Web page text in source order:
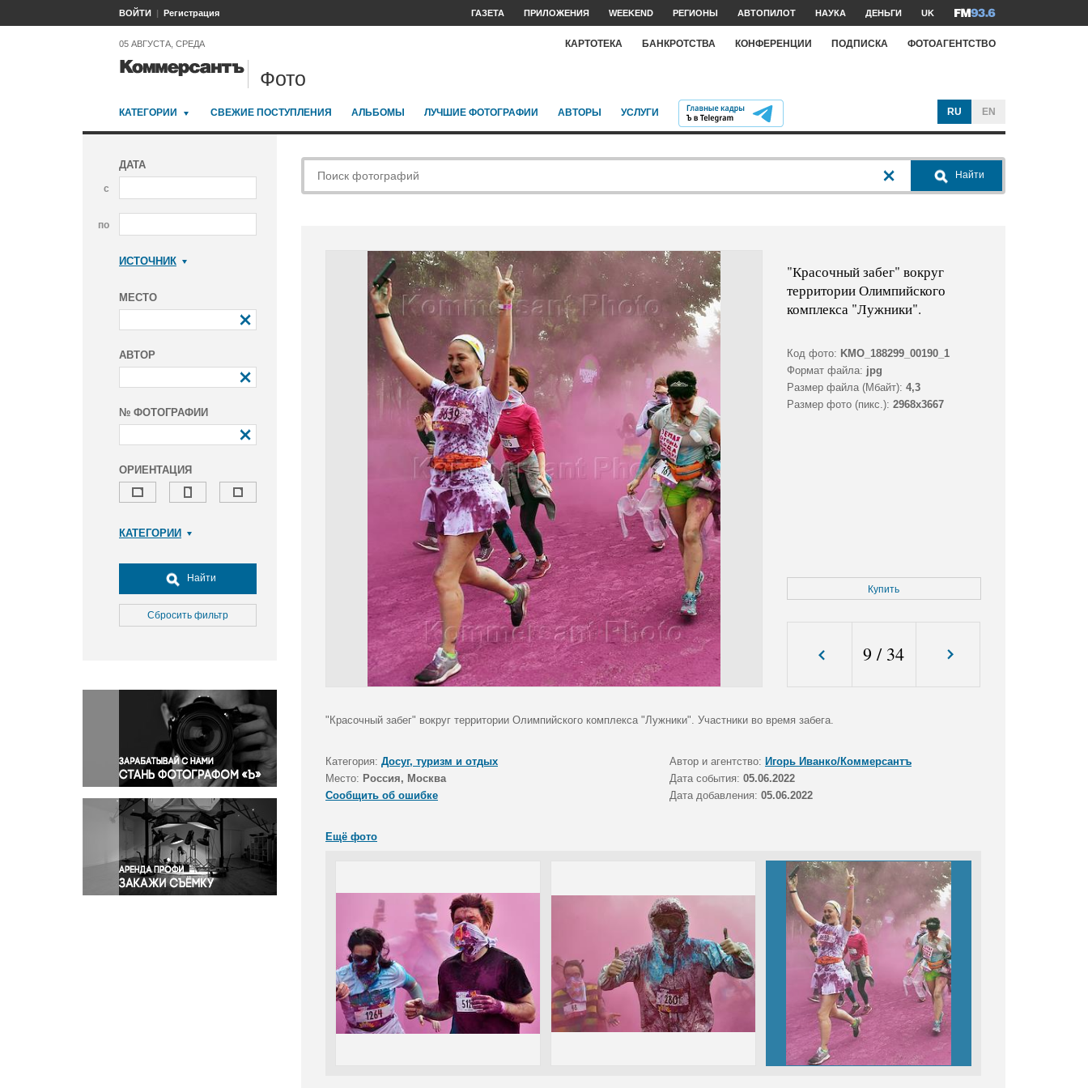
ВОЙТИ Регистрация ГАЗЕТА ПРИЛОЖЕНИЯ WEEKEND РЕГИОНЫ АВТОПИЛОТ НАУКА ДЕНЬГИ UK
05 АВГУСТА, СРЕДА КАРТОТЕКА БАНКРОТСТВА КОНФЕРЕНЦИИ ПОДПИСКА ФОТОАГЕНТСТВО
Фото
КАТЕГОРИИ СВЕЖИЕ ПОСТУПЛЕНИЯ АЛЬБОМЫ ЛУЧШИЕ ФОТОГРАФИИ АВТОРЫ УСЛУГИ RU EN
ДАТА
с
по
ИСТОЧНИК
МЕСТО
АВТОР
№ ФОТОГРАФИИ
ОРИЕНТАЦИЯ
КАТЕГОРИИ
Досуг, туризм и отдых
Культура
Медицина
Окружающая среда
Политика
Правосудие
Происшествия и конфликты
Религия
Светская жизнь
Спорт
Экология
Экономика и бизнес
Найти
Сбросить фильтр
Найти
"Красочный забег" вокруг
территории Олимпийского
комплекса "Лужники".
Код фото: KMO_188299_00190_1
Формат файла: jpg
Размер файла (Мбайт): 4,3
Размер фото (пикс.): 2968x3667
Купить
9 / 34
"Красочный забег" вокруг территории Олимпийского комплекса "Лужники". Участники во время забега.
Категория: Досуг, туризм и отдых Автор и агентство: Игорь Иванко/Коммерсантъ
Место: Россия, Москва Дата события: 05.06.2022
Сообщить об ошибке
Дата добавления: 05.06.2022
Ещё фото